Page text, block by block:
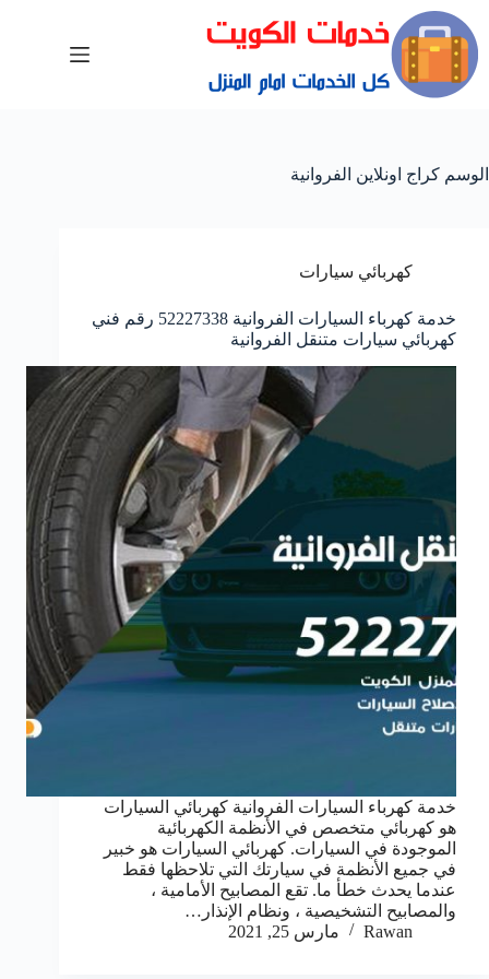
الوسم كراج اونلاين الفروانية
كهربائي سيارات
خدمة كهرباء السيارات الفروانية 52227338 رقم فني
كهربائي سيارات متنقل الفروانية
خدمة كهرباء السيارات الفروانية كهربائي السيارات
هو كهربائي متخصص في الأنظمة الكهربائية
الموجودة في السيارات. كهربائي السيارات هو خبير
في جميع الأنظمة في سيارتك التي تلاحظها فقط
عندما يحدث خطأ ما. تقع المصابيح الأمامية ،
والمصابيح التشخيصية ، ونظام الإنذار…
Rawan
مارس 25, 2021